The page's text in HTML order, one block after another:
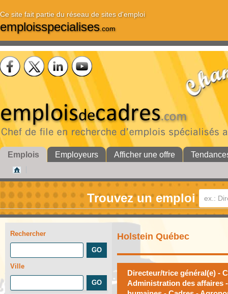
Ce site fait partie du réseau de sites d'emploi
emploisspecialises.com
Emplois Employeurs Afficher une offre
Trouvez un emploi
Rechercher
Ville
Holstein Québec
Directeur/trice général(e) -
Administration des affaires